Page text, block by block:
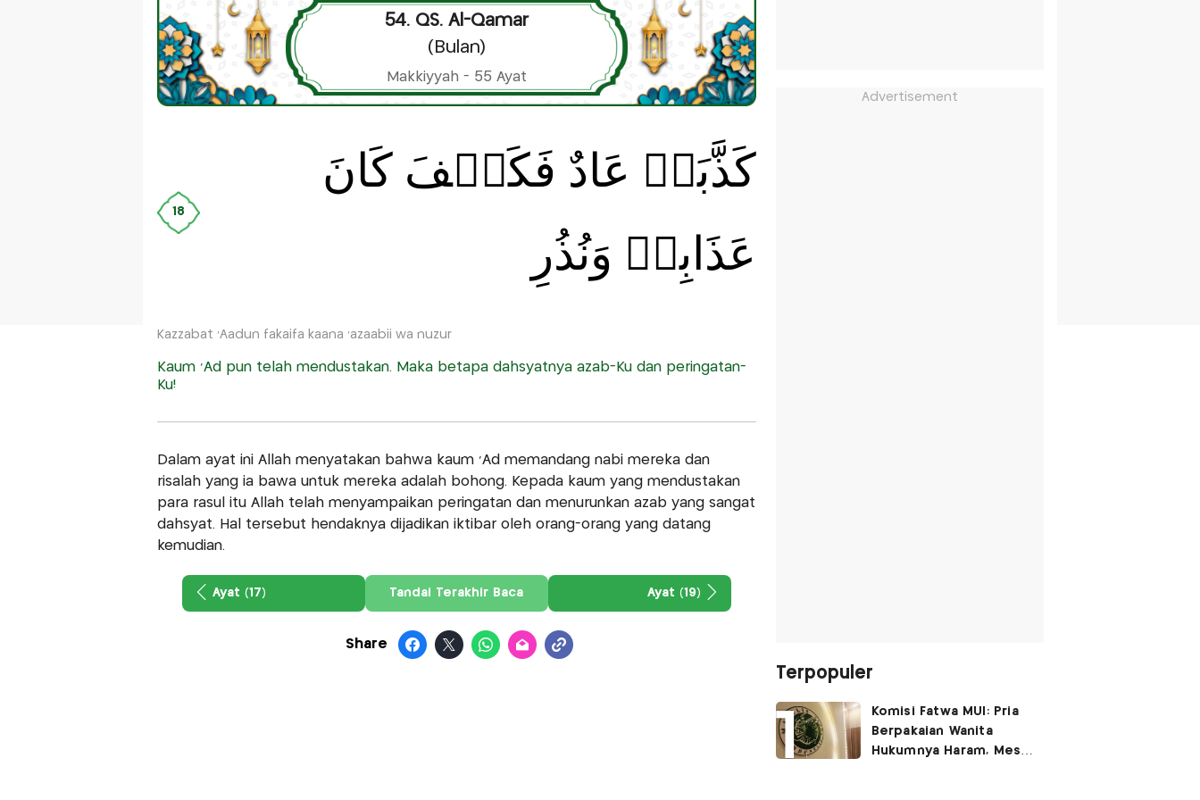
54. QS. Al-Qamar
(Bulan)
Makkiyyah - 55 Ayat
18
كَذَّبَتۡ عَادٌ فَكَيۡفَ كَانَ
عَذَابِىۡ وَنُذُرِ
Kazzabat 'Aadun fakaifa kaana 'azaabii wa nuzur
Kaum ‘Ad pun telah mendustakan. Maka betapa dahsyatnya azab-Ku dan peringatan-
Ku!
Dalam ayat ini Allah menyatakan bahwa kaum 'Ad memandang nabi mereka dan
risalah yang ia bawa untuk mereka adalah bohong. Kepada kaum yang mendustakan
para rasul itu Allah telah menyampaikan peringatan dan menurunkan azab yang sangat
dahsyat. Hal tersebut hendaknya dijadikan iktibar oleh orang-orang yang datang
kemudian.
Ayat (17) Tandai Terakhir Baca Ayat (19)
Share
Advertisement
Terpopuler
Komisi Fatwa MUI: Pria
Berpakaian Wanita
Hukumnya Haram, Meski